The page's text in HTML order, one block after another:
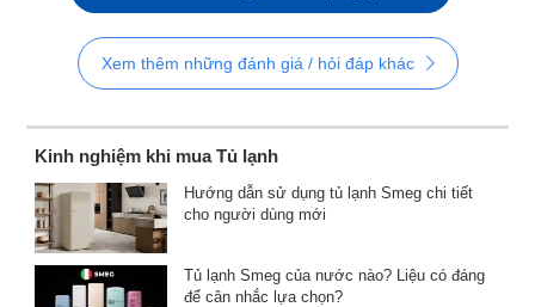
Xem thêm những đánh giá / hỏi đáp khác
Kinh nghiệm khi mua Tủ lạnh
Hướng dẫn sử dụng tủ lạnh Smeg chi tiết
cho người dùng mới
Tủ lạnh Smeg của nước nào? Liệu có đáng
để cân nhắc lựa chọn?